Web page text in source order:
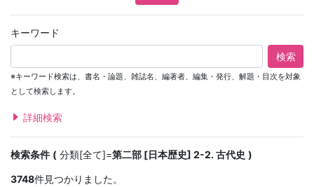
キーワード
検索
※キーワード検索は、書名・論題、雑誌名、編著者、編集・発行、解題・目次を対象
として検索します。
詳細検索
検索条件 分類[全て]=第二部 [日本歴史] 2-2. 古代史
3748件見つかりました。